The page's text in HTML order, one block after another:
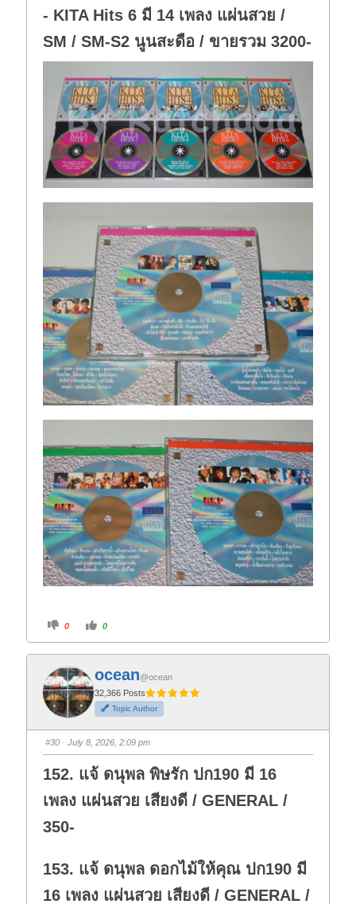
- KITA Hits 6 มี 14 เพลง แผ่นสวย /
SM / SM-S2 นูนสะดือ / ขายรวม 3200-
C
i
k
f
o
r
t
h
u
m
b
d
o
n
.
0
C
i
k
o
t
h
u
m
b
u
p
0
ocean@ocean
32,366 Posts
Topic Author
#30 · July 8, 2026, 2:09 pm
152. แจ้ ดนุพล พิษรัก ปก190 มี 16
เพลง แผ่นสวย เสียงดี / GENERAL /
350-
153. แจ้ ดนุพล ดอกไม้ให้คุณ ปก190 มี
16 เพลง แผ่นสวย เสียงดี / GENERAL /